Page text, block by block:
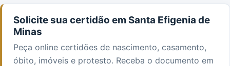
Solicite sua certidão em Santa Efigenia de
Minas
Peça online certidões de nascimento, casamento,
óbito, imóveis e protesto. Receba o documento em